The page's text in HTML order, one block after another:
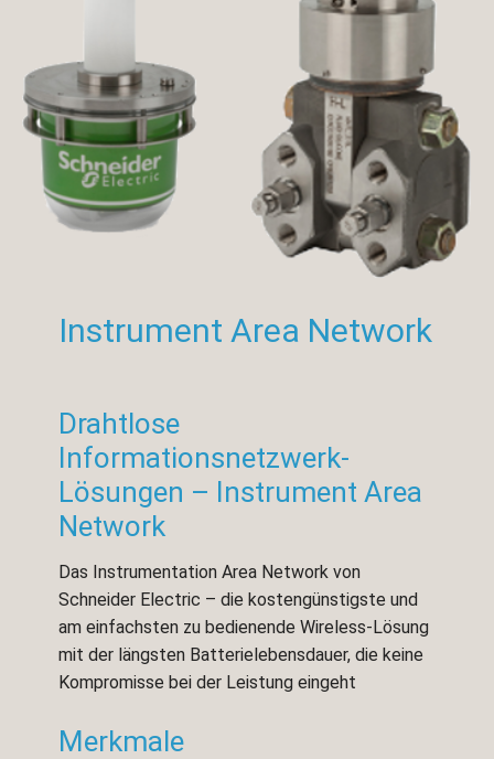
Instrument Area Network
Drahtlose
Informationsnetzwerk-
Lösungen – Instrument Area
Network
Das Instrumentation Area Network von
Schneider Electric – die kostengünstigste und
am einfachsten zu bedienende Wireless-Lösung
mit der längsten Batterielebensdauer, die keine
Kompromisse bei der Leistung eingeht
Merkmale